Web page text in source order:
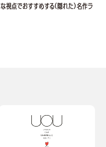
な視点でおすすめする(隠れた)名作ラ